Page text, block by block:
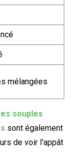
mélangées
souples
sont également
de voir l'appât